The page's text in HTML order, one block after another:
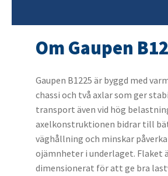
Om Gaupen
Gaupen B1225 är byggd med
chassi och två axlar som ger
transport även vid hög
axelkonstruktionen bidrar till
väghållning och minskar
ojämnheter i underlaget. Flaket
dimensionerat för att ge bra